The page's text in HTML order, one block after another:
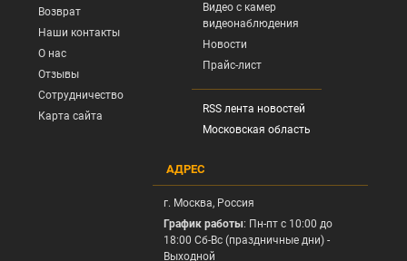
Возврат
Наши контакты
О нас
Отзывы
Сотрудничество
Карта сайта
Видео с камер
видеонаблюдения
Новости
Прайс-лист
RSS лента новостей
Московская область
АДРЕС
г. Москва, Россия
График работы: Пн-пт с 10:00 до
18:00 Сб-Вс (праздничные дни) -
Выходной